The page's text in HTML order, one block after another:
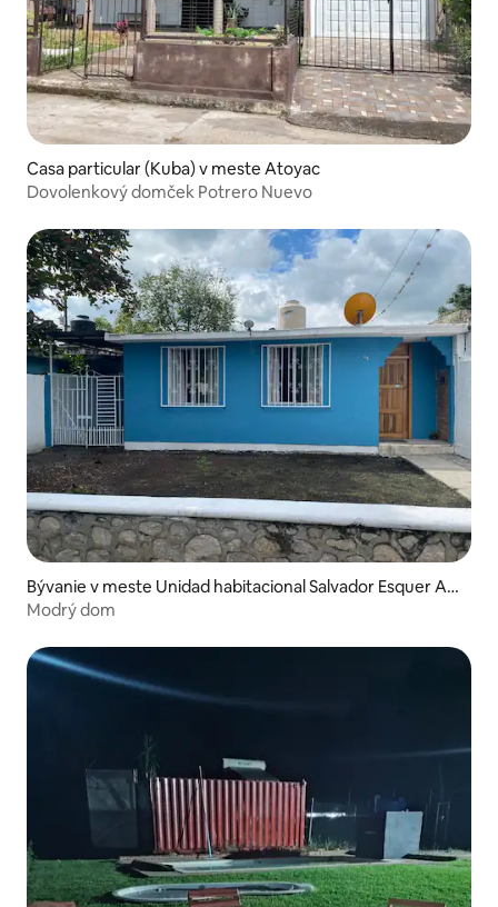
Casa particular (Kuba) v meste Atoyac
Dovolenkový domček Potrero Nuevo
Bývanie v meste Unidad habitacional Salvador Esquer Ap
odaca
Modrý dom